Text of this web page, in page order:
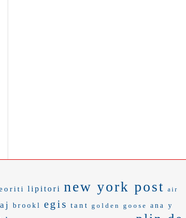
lipitori new york post air
brookl egis tant golden goose ana y